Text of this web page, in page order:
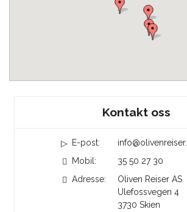
Sosiale medier
Kontakt oss
E-post:
Mobil:
35 50 27 30
Adresse:
Oliven Reiser AS
Ulefossvegen 4
3730 Skien